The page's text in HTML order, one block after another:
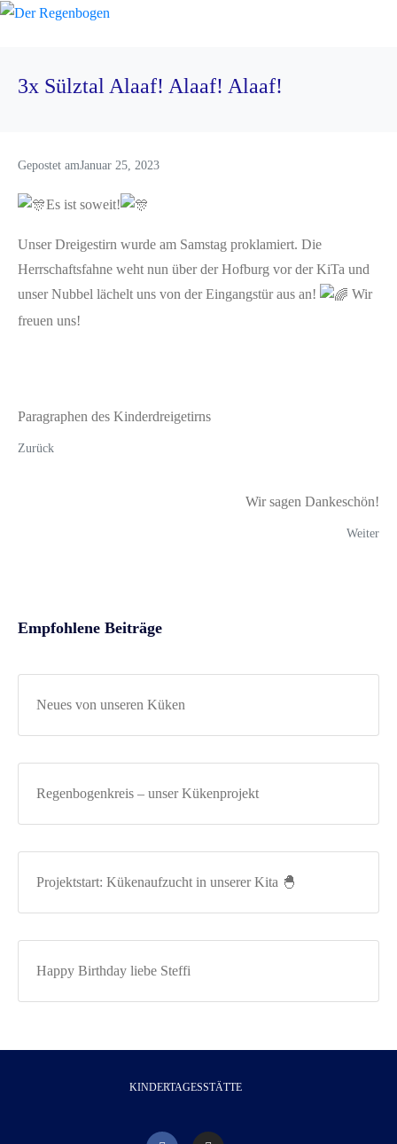
3x Sülztal Alaaf! Alaaf! Alaaf!
Gepostet amJanuar 25, 2023
Es ist soweit!
Unser Dreigestirn wurde am Samstag proklamiert. Die
Herrschaftsfahne weht nun über der Hofburg vor der KiTa und
unser Nubbel lächelt uns von der Eingangstür aus an!
Wir
freuen uns!
Paragraphen des Kinderdreigetirns
Zurück
Wir sagen Dankeschön!
Weiter
Empfohlene Beiträge
Neues von unseren Küken
Regenbogenkreis – unser Kükenprojekt
Projektstart: Kükenaufzucht in unserer Kita 🐣
Happy Birthday liebe Steffi
KINDERTAGESSTÄTTE